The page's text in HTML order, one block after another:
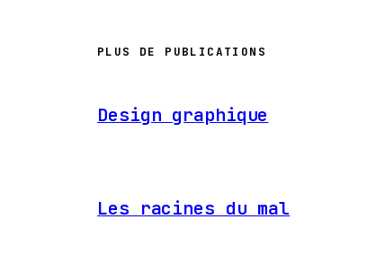
PLUS DE PUBLICATIONS
Design graphique
Les racines du mal